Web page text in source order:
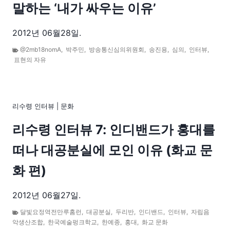
말하는 ‘내가 싸우는 이유’
2012년 06월28일.
@2mb18nomA, 박주민 , 방송통신심의위원회 , 송진용, 심의 , 인터뷰,
표현의 자유
리수령 인터뷰 문화
리수령 인터뷰 7: 인디밴드가 홍대를
떠나 대공분실에 모인 이유 (화교 문
화 편)
2012년 06월27일.
달빛요정역전만루홈런 , 대공분실 , 두리반, 인디밴드, 인터뷰, 자립음
악생산조합, 한국예술펑크학교, 한예종, 홍대, 화교 문화